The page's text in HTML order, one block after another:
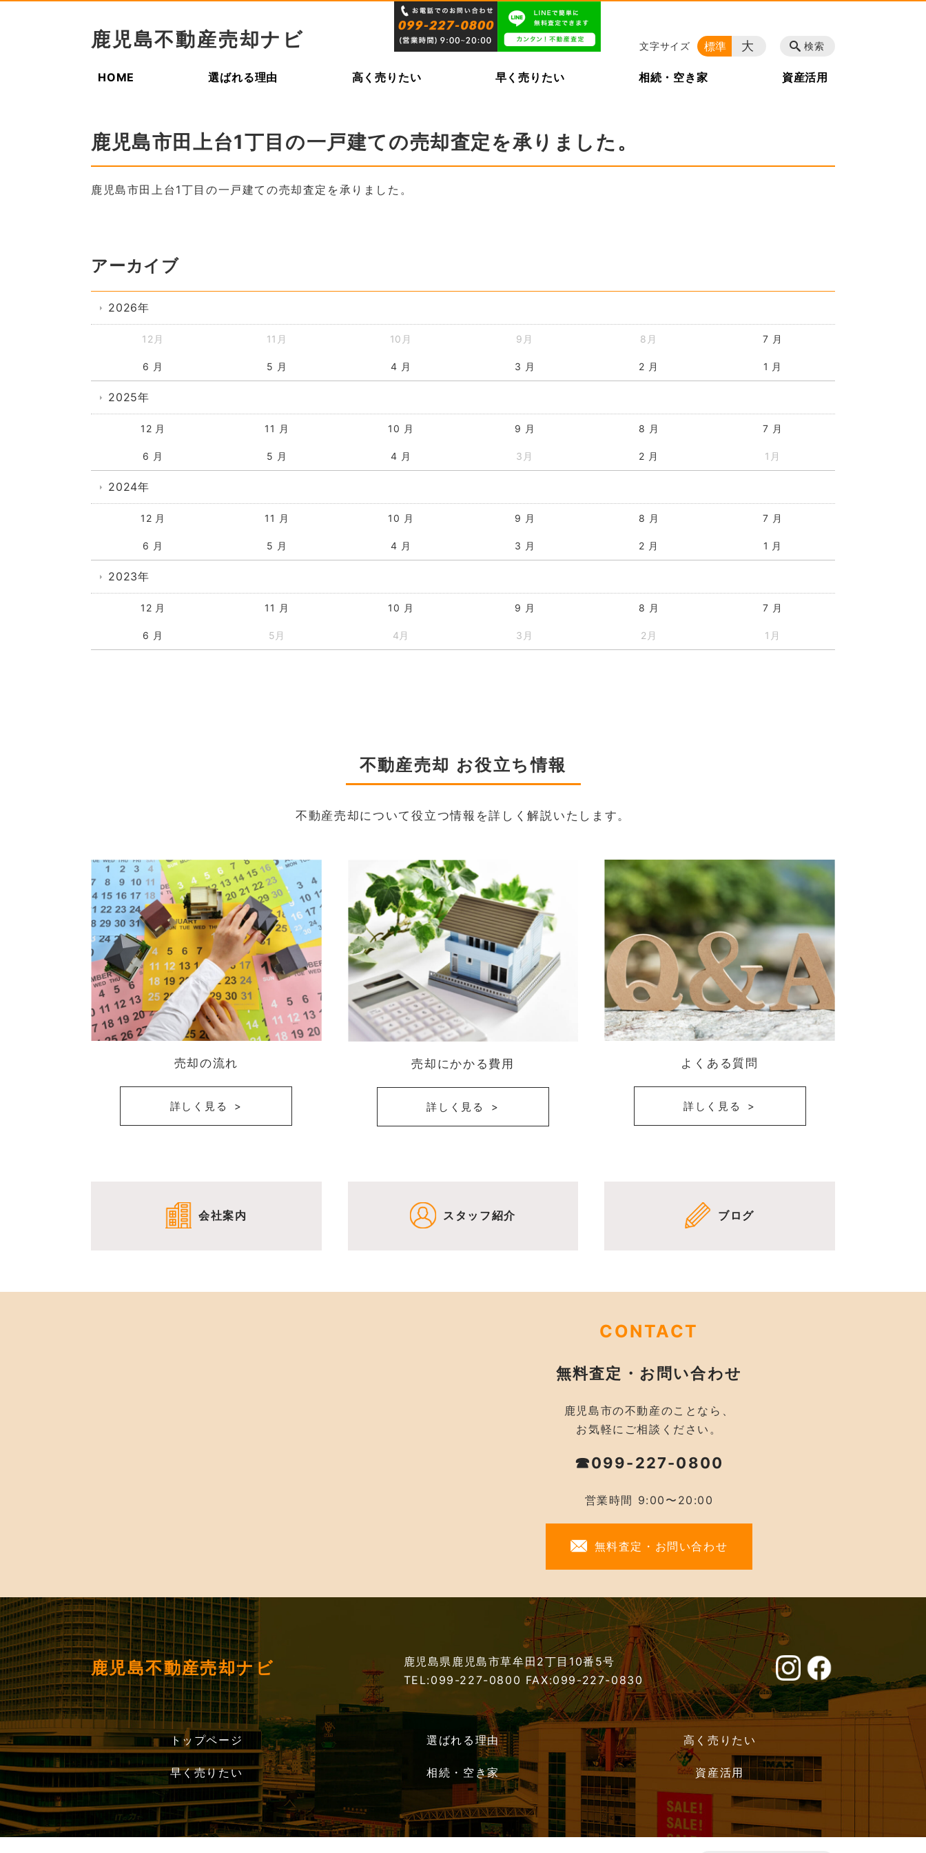
鹿児島不動産売却ナビ
HOME 選ばれる理由 高く売りたい 早く売りたい 相続・空き家 資産活用
検索
文字サイズ 標準 大
鹿児島市田上台1丁目の一戸建ての売却査定を承りました。
鹿児島市田上台1丁目の一戸建ての売却査定を承りました。
アーカイブ
2026年
12月 11月 10月 9月 8月 7 月
6 月 5 月 4 月 3 月 2 月 1 月
2025年
12 月 11 月 10 月 9 月 8 月 7 月
6 月 5 月 4 月 3月 2 月 1月
2024年
12 月 11 月 10 月 9 月 8 月 7 月
6 月 5 月 4 月 3 月 2 月 1 月
2023年
12 月 11 月 10 月 9 月 8 月 7 月
6 月 5月 4月 3月 2月 1月
不動産売却 お役立ち情報
不動産売却について役立つ情報を詳しく解説いたします。
売却の流れ
詳しく見る
売却にかかる費用
詳しく見る
よくある質問
詳しく見る
会社案内 スタッフ紹介 ブログ
CONTACT
無料査定・お問い合わせ
鹿児島市の不動産のことなら、
お気軽にご相談ください。
☎099-227-0800
営業時間 9:00〜20:00
無料査定・お問い合わせ
鹿児島不動産売却ナビ
鹿児島県鹿児島市草牟田2丁目10番5号
TEL:099-227-0800 FAX:099-227-0830
トップページ 選ばれる理由 高く売りたい
早く売りたい 相続・空き家 資産活用